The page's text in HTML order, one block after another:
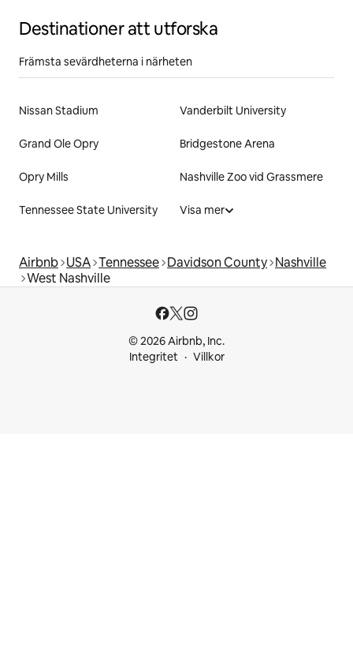
Destinationer att utforska
Främsta sevärdheterna i närheten
Nissan Stadium Vanderbilt University
Grand Ole Opry Bridgestone Arena
Opry Mills Nashville Zoo vid Grassmere
Tennessee State University Visa mer
Airbnb USA Tennessee Davidson County Nashville
West Nashville
© 2026 Airbnb, Inc.
Integritet
Villkor